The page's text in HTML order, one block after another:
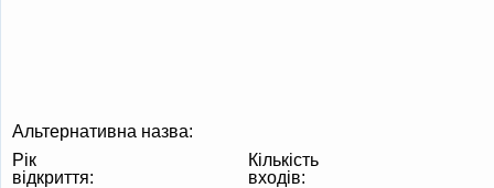
Альтернативна назва:
Рік
відкриття:
Кількість
входів: